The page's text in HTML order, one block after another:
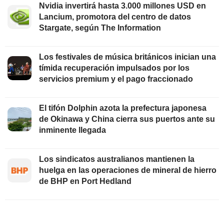
Nvidia invertirá hasta 3.000 millones USD en
Lancium, promotora del centro de datos
Stargate, según The Information
Los festivales de música británicos inician una
tímida recuperación impulsados por los
servicios premium y el pago fraccionado
El tifón Dolphin azota la prefectura japonesa
de Okinawa y China cierra sus puertos ante su
inminente llegada
Los sindicatos australianos mantienen la
huelga en las operaciones de mineral de hierro
de BHP en Port Hedland